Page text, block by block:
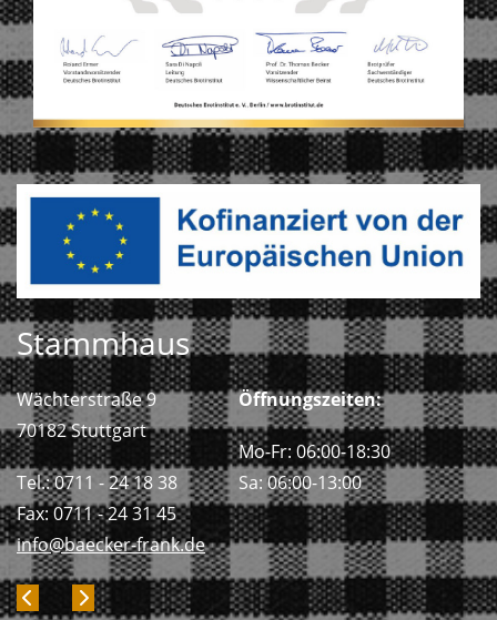
Stammhaus
Wächterstraße 9
70182 Stuttgart
Tel.: 0711 - 24 18 38
Fax: 0711 - 24 31 45
info@baecker-frank.de
Öffnungszeiten:
Mo-Fr: 06:00-18:30
Sa: 06:00-13:00